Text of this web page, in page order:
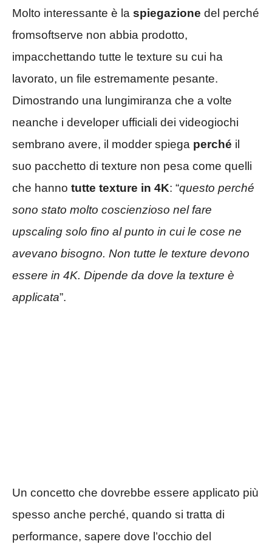
Molto interessante è la spiegazione del perché
fromsoftserve non abbia prodotto,
impacchettando tutte le texture su cui ha
lavorato, un file estremamente pesante.
Dimostrando una lungimiranza che a volte
neanche i developer ufficiali dei videogiochi
sembrano avere, il modder spiega perché il
suo pacchetto di texture non pesa come quelli
che hanno tutte texture in 4K: “questo perché
sono stato molto coscienzioso nel fare
upscaling solo fino al punto in cui le cose ne
avevano bisogno. Non tutte le texture devono
essere in 4K. Dipende da dove la texture è
applicata”.
Un concetto che dovrebbe essere applicato più
spesso anche perché, quando si tratta di
performance, sapere dove l’occhio del